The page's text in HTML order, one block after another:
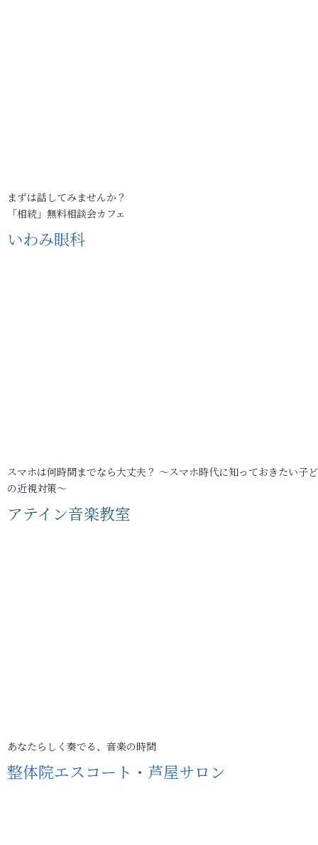
まずは話してみませんか？
「相続」無料相談会カフェ
いわみ眼科
スマホは何時間までなら大丈夫？ ～スマホ時代に知っておきたい子
の近視対策～
アテイン音楽教室
あなたらしく奏でる、音楽の時間
整体院エスコート・芦屋サロン